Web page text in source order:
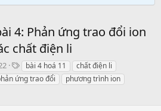
4: Phản ứng trao đổi ion
chất điện li
T
ừ
k
bài 4 hoá 11
chất điện li
ứng trao đổi
phương trình ion